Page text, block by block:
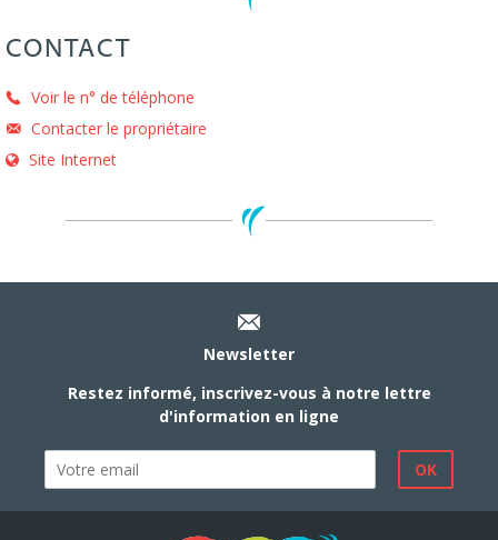
CONTACT
Voir le n° de téléphone
Contacter le propriétaire
Site Internet
Newsletter
Restez informé, inscrivez-vous à notre lettre
d'information en ligne